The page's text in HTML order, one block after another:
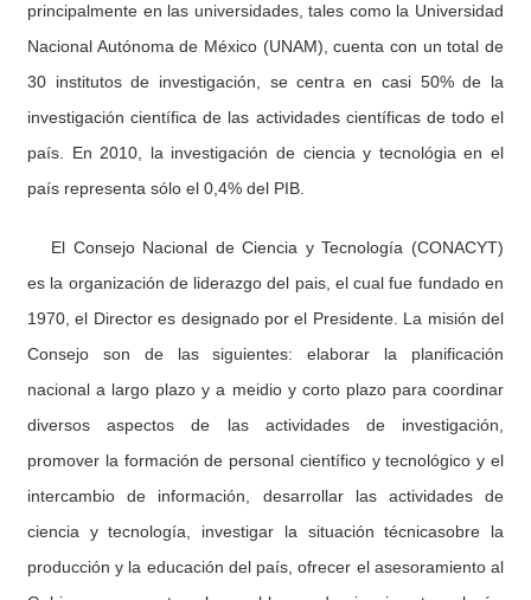
principalmente en las universidades, tales como la Universidad
Nacional Autónoma de México (UNAM), cuenta con un total de
30 institutos de investigación, se centra en casi 50% de la
investigación científica de las actividades científicas de todo el
país. En 2010, la investigación de ciencia y tecnológia en el
país representa sólo el 0,4% del PIB.
El Consejo Nacional de Ciencia y Tecnología (CONACYT)
es la organización de liderazgo del pais, el cual fue fundado en
1970, el Director es designado por el Presidente. La misión del
Consejo son de las siguientes: elaborar la planificación
nacional a largo plazo y a meidio y corto plazo para coordinar
diversos aspectos de las actividades de investigación,
promover la formación de personal científico y tecnológico y el
intercambio de información, desarrollar las actividades de
ciencia y tecnología, investigar la situación técnicasobre la
producción y la educación del país, ofrecer el asesoramiento al